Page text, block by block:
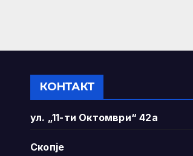
КОНТАКТ
ул. „11-ти Октомври“ 42а
Скопје